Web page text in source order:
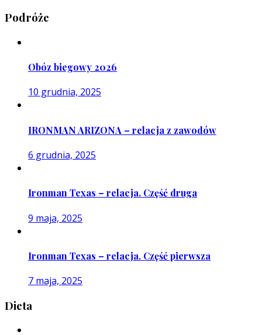
Podróże
Obóz biegowy 2026
10 grudnia, 2025
IRONMAN ARIZONA – relacja z zawodów
6 grudnia, 2025
Ironman Texas – relacja. Część druga
9 maja, 2025
Ironman Texas – relacja. Część pierwsza
7 maja, 2025
Dieta